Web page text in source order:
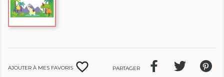
Ajouter à mes favoris favorite_border Partager